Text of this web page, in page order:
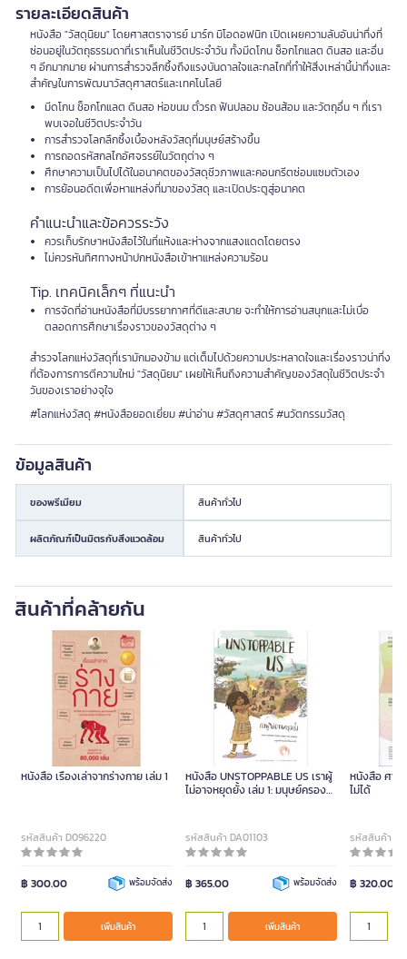
รายละเอียดสินค้า
หนังสือ "วัสดุนิยม" โดยศาสตราจารย์ มาร์ก มิโอดอฟนิก เปิดเผยความลับอันน่าทึ่งที่
ซ่อนอยู่ในวัตถุธรรมดาที่เราเห็นในชีวิตประจำวัน ทั้งมีดโกน ช็อกโกแลต ดินสอ และอื่น
ๆ อีกมากมาย ผ่านการสำรวจลึกซึ้งถึงแรงบันดาลใจและกลไกที่ทำให้สิ่งเหล่านี้น่าทึ่งและ
สำคัญในการพัฒนาวัสดุศาสตร์และเทคโนโลยี
มีดโกน ช็อกโกแลต ดินสอ ห่อขนม ตั๋วรถ ฟันปลอม ซ้อนส้อม และวัตถุอื่น ๆ ที่เรา
พบเจอในชีวิตประจำวัน
การสำรวจโลกลึกซึ้งเบื้องหลังวัสดุที่มนุษย์สร้างขึ้น
การถอดรหัสกลไกอัศจรรย์ในวัตถุต่าง ๆ
ศึกษาความเป็นไปได้ในอนาคตของวัสดุชีวภาพและคอนกรีตซ่อมแซมตัวเอง
การย้อนอดีตเพื่อหาแหล่งที่มาของวัสดุ และเปิดประตูสู่อนาคต
คำแนะนำและข้อควรระวัง
ควรเก็บรักษาหนังสือไว้ในที่แห้งและห่างจากแสงแดดโดยตรง
ไม่ควรหันทิศทางหน้าปกหนังสือเข้าหาแหล่งความร้อน
Tip. เทคนิคเล็กๆ ที่แนะนำ
การจัดที่อ่านหนังสือที่มีบรรยากาศที่ดีและสบาย จะทำให้การอ่านสนุกและไม่เบื่อ
ตลอดการศึกษาเรื่องราวของวัสดุต่าง ๆ
สำรวจโลกแห่งวัสดุที่เรามักมองข้าม แต่เต็มไปด้วยความประหลาดใจและเรื่องราวน่าทึ่ง
ที่ต้องการการตีความใหม่ "วัสดุนิยม" เผยให้เห็นถึงความสำคัญของวัสดุในชีวิตประจำ
วันของเราอย่างจุใจ
#โลกแห่งวัสดุ #หนังสือยอดเยี่ยม #น่าอ่าน #วัสดุศาสตร์ #นวัตกรรมวัสดุ
ข้อมูลสินค้า
ของพรีเมียม สินค้าทั่วไป
ผลิตภัณฑ์เป็นมิตรกับสิ่งแวดล้อม สินค้าทั่วไป
สินค้าที่คล้ายกัน
หนังสือ เรื่องเล่าจากร่างกาย เล่ม 1
รหัสสินค้า D096220
฿ 300.00 พร้อมจัดส่ง
เพิ่มสินค้า
หนังสือ UNSTOPPABLE US เราผู้
ไม่อาจหยุดยั้ง เล่ม 1: มนุษย์ครอง
รหัสสินค้า DA01103
฿ 365.00 พร้อมจัดส่ง
เพิ่มสินค้า
หนังสือ ศาส
ไม่ได้
รหัสสินค้า
฿ 320.00